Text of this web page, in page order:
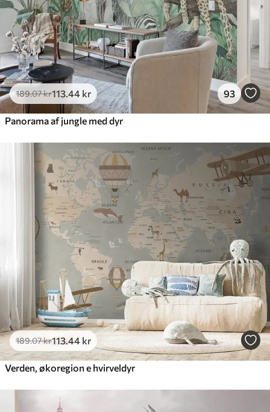
189.07kr113 .44 kr 93
Panorama af jungle med dyr
189.07kr113.44 kr
Verden, økoregion e hvirveldyr